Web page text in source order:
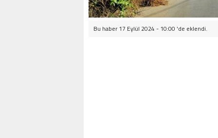
Bu haber 17 Eylül 2024 - 10:00 'de eklendi.